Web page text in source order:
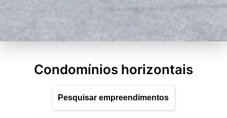
Condomínios horizontais